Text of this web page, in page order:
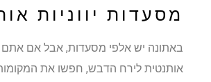
מסעדות יווניות
באתונה יש אלפי מסעדות, אבל אם אתם
אותנטית לירח הדבש, חפשו את המקומות